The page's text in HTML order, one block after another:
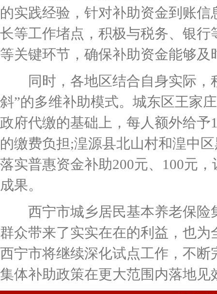
的实践经验，针对补助资金到账
长等工作堵点，积极与税务、银
等关键环节，确保补助资金能够
同时，各地区结合自身实际，
斜”的多维补助模式。城东区王家
政府代缴的基础上，每人额外给
的缴费负担;湟源县北山村和湟中
落实普惠资金补助200元、100元
成果。
西宁市城乡居民基本养老保险
群众带来了实实在在的利益，也
西宁市将继续深化试点工作，不
集体补助政策在更大范围内落地